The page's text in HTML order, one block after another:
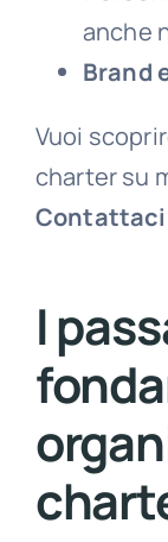
anche
Brand
Vuoi
charter su
Contattaci
I